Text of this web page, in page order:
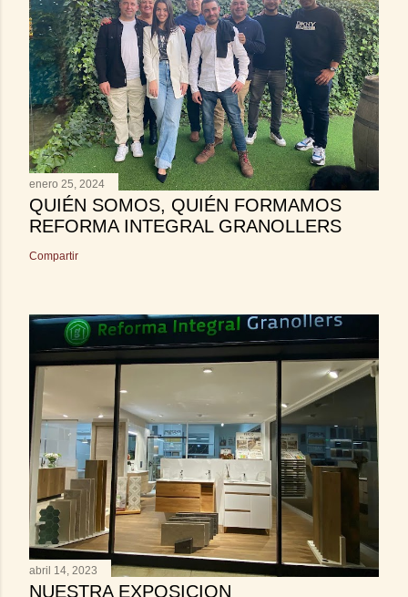
enero 25, 2024
QUIÉN SOMOS, QUIÉN FORMAMOS
REFORMA INTEGRAL GRANOLLERS
Compartir
abril 14, 2023
NUESTRA EXPOSICION